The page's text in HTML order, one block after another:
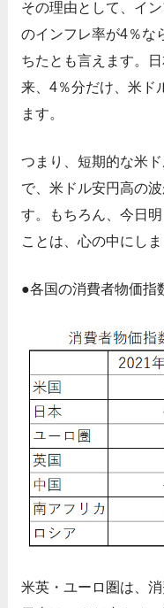
その理由として、イ
のインフレ率が4％な
ちたとも言えます。
来、4％分だけ、米ド
ます。
つまり、短期的な米
で、米ドル安円高の
す。もちろん、今日
ことは、心の中にし
●各国の消費者物価指
米英・ユーロ圏は、